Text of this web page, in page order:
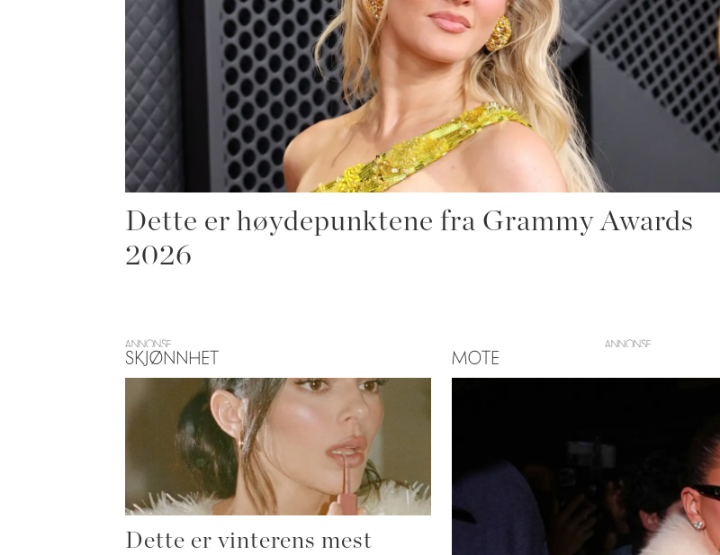
Dette er høydepunktene fra Grammy Awards
2026
ANNONSE
SKJØNNHET
Dette er vinterens mest
MOTE